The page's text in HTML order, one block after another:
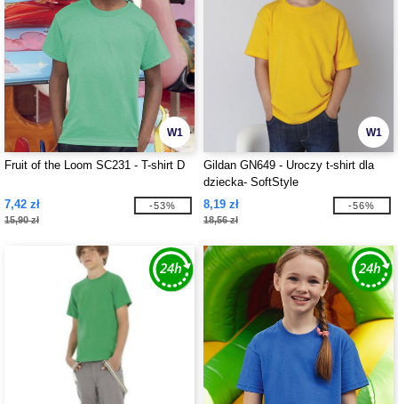
W1
Fruit of the Loom SC231 - T-shirt D
7,42 zł
15,90 zł
-53%
W1
Gildan GN649 - Uroczy t-shirt dla
dziecka- SoftStyle
8,19 zł
18,56 zł
-56%